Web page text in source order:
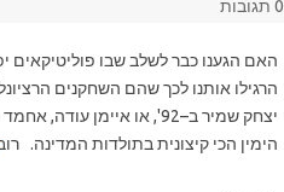
0 תגובות
האם הגענו כבר לשלב שבו פוליטיקאים
הרגילו אותנו לכך שהם השחקנים
יצחק שמיר ב–92', או
הימין הכי קיצונית בתולדות המדינה.